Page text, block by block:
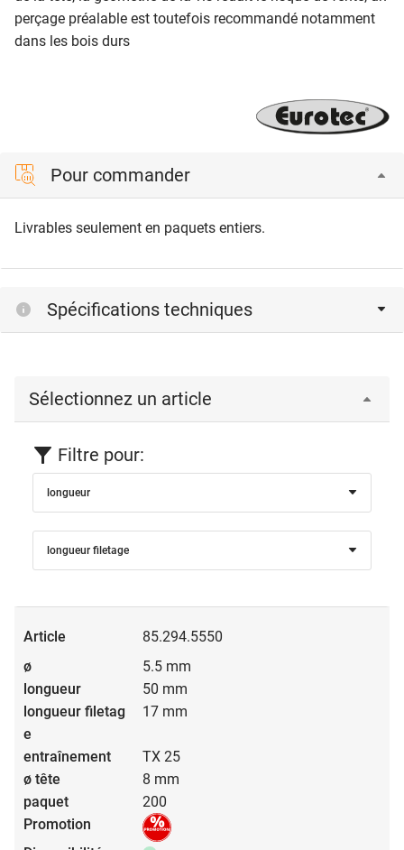
perçage préalable est toutefois recommandé notamment
dans les bois durs
Pour commander
Livrables seulement en paquets entiers.
Spécifications techniques
Sélectionnez un article
Filtre pour:
longueur
longueur filetage
85.294.5550
5.5 mm
50 mm
17 mm
TX 25
8 mm
200